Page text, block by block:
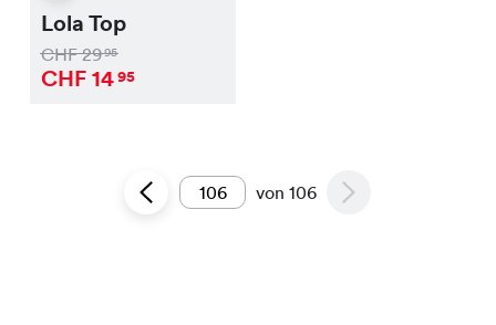
Lola Top
CHF2995
CHF1495
von 106